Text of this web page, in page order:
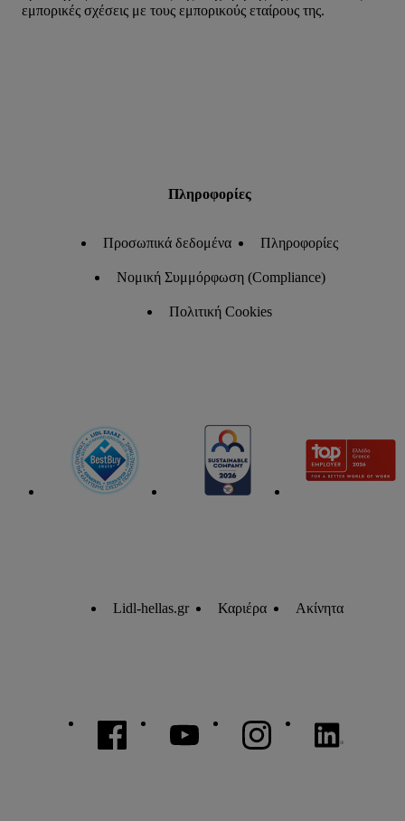
εμπορικές σχέσεις με τους εμπορικούς εταίρους της.
Πληροφορίες
Προσωπικά δεδομένα Πληροφορίες
Νομική Συμμόρφωση (Compliance)
Πολιτική Cookies
Lidl-hellas.gr Καριέρα Ακίνητα